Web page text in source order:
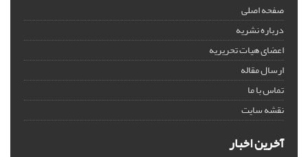
صفحه اصلی
درباره نشریه
اعضای هیات تحریریه
ارسال مقاله
تماس با ما
نقشه سایت
آخرین اخبار